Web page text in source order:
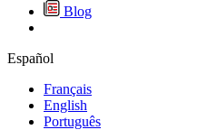
Blog
Español
Français
English
Português